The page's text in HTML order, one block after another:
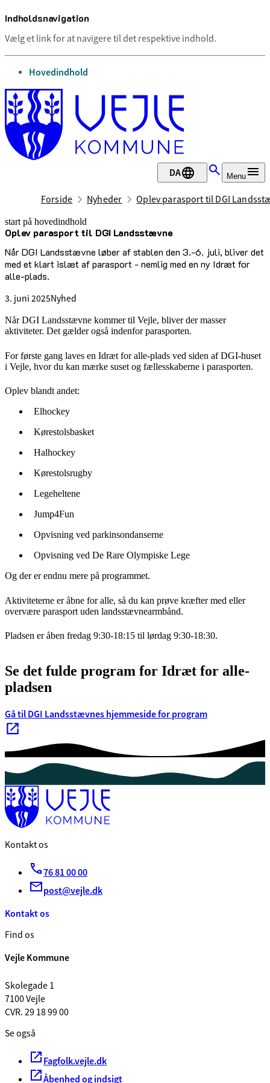
Indholdsnavigation
Vælg et link for at navigere til det respektive indhold.
gå til
Hovedindhold
DA Menu
Forside Nyheder Oplev parasport til DGI
start på hovedindhold
Oplev parasport til DGI Landsstævne
Når DGI Landsstævne løber af stablen den 3.-6. juli, bliver det
med et klart islæt af parasport - nemlig med en ny Idræt for
alle-plads.
3. juni 2025Nyhed
senest opdateret 3. juni 2025
Når DGI Landsstævne kommer til Vejle, bliver der masser
aktiviteter. Det gælder også indenfor parasporten.
For første gang laves en Idræt for alle-plads ved siden af DGI-huset
i Vejle, hvor du kan mærke suset og fællesskaberne i parasporten.
Oplev blandt andet:
Elhockey
Kørestolsbasket
Halhockey
Kørestolsrugby
Legeheltene
Jump4Fun
Opvisning ved parkinsondanserne
Opvisning ved De Rare Olympiske Lege
Og der er endnu mere på programmet.
Aktiviteterne er åbne for alle, så du kan prøve kræfter med eller
overvære parasport uden landsstævnearmbånd.
Pladsen er åben fredag 9:30-18:15 til lørdag 9:30-18:30.
Se det fulde program for Idræt for alle-
pladsen
Gå til DGI Landsstævnes hjemmeside for program
Kontakt os
76 81 00 00
post@vejle.dk
Kontakt os
Find os
Vejle Kommune
Skolegade 1
7100 Vejle
CVR. 29 18 99 00
Se også
Fagfolk.vejle.dk
Åbenhed og indsigt